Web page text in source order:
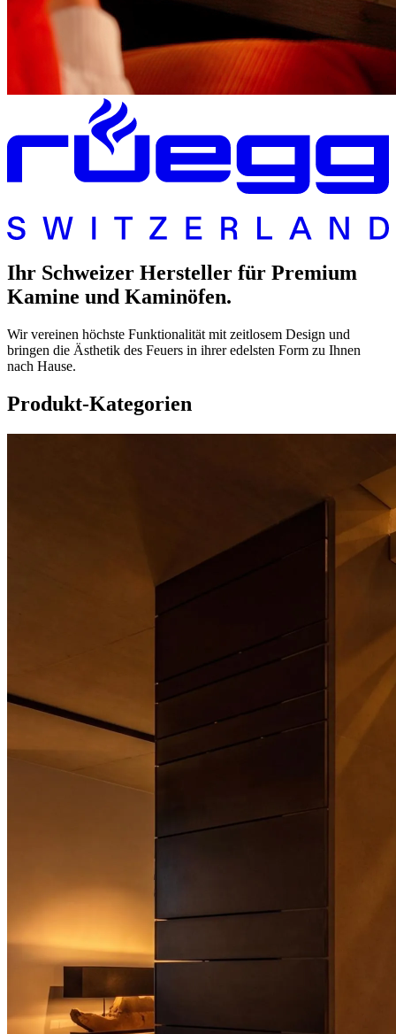
Ihr Schweizer Hersteller für Premium
Kamine und Kaminöfen.
Wir vereinen höchste Funktionalität mit zeitlosem Design und
bringen die Ästhetik des Feuers in ihrer edelsten Form zu Ihnen
nach Hause.
Produkt-Kategorien